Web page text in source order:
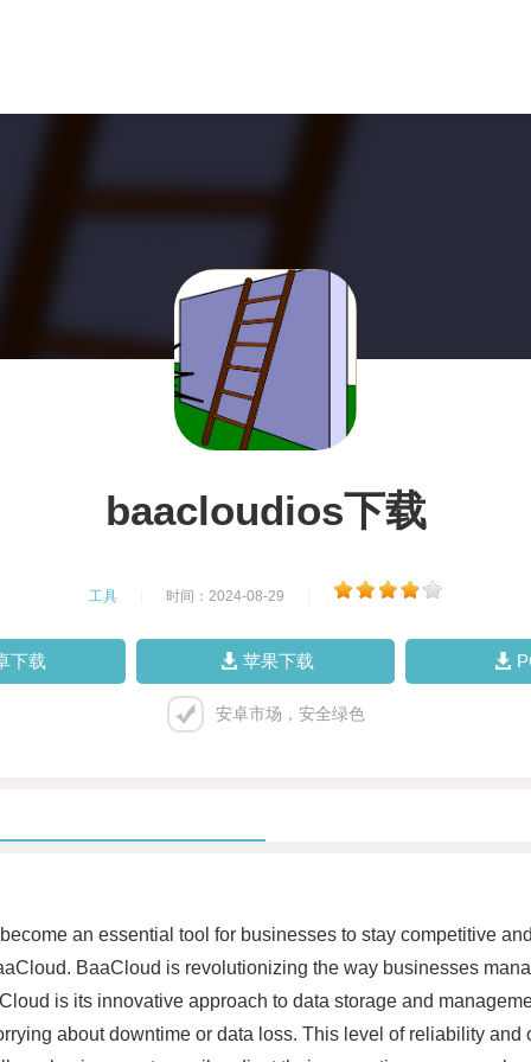
baacloudios下载
工具 时间：2024-08-29
下载 苹果下载
安卓市场，安全绿色
an essential tool for businesses to stay competitive
BaaCloud is revolutionizing the way businesses
is its innovative approach to data storage and
about downtime or data loss. This level of reliability